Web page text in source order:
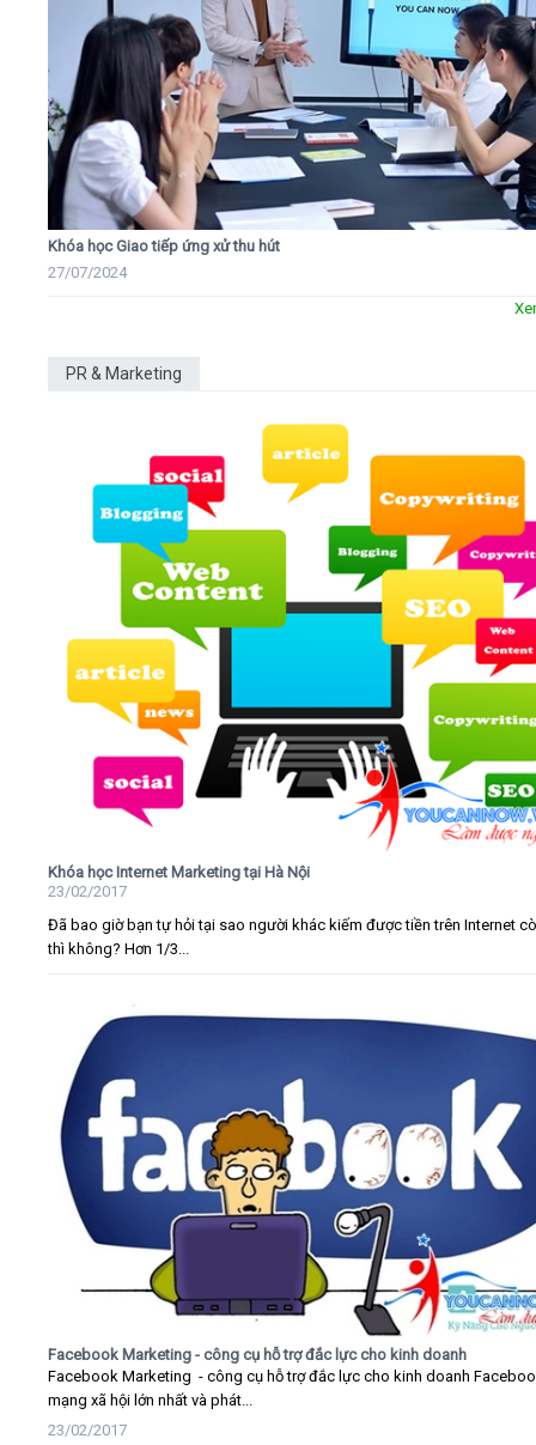
Khóa học Giao tiếp ứng xử thu hút
27/07/2024
PR & Marketing
Khóa học Internet Marketing tại Hà Nội
23/02/2017
Đã bao giờ bạn tự hỏi tại sao người khác kiếm được tiền trên Internet
thì không? Hơn 1/3...
Facebook Marketing - công cụ hỗ trợ đắc lực cho kinh doanh
Facebook Marketing - công cụ hỗ trợ đắc lực cho kinh doanh
mạng xã hội lớn nhất và phát...
23/02/2017